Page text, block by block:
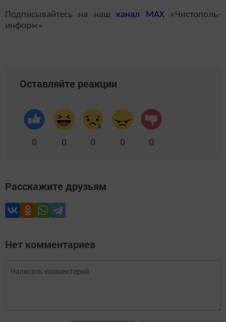
Подписывайтесь на наш канал MAX«Чистополь-
информ»
Оставляйте реакции
0 0 0 0 0
Расскажите друзьям
Нет комментариев